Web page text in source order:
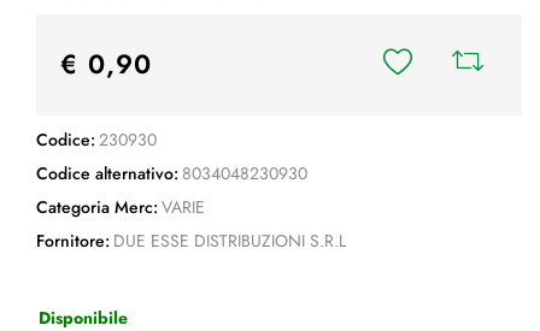
€ 0,90
Codice: 230930
Codice alternativo: 8034048230930
Categoria Merc: VARIE
Fornitore: DUE ESSE DISTRIBUZIONI S.R.L
Disponibile